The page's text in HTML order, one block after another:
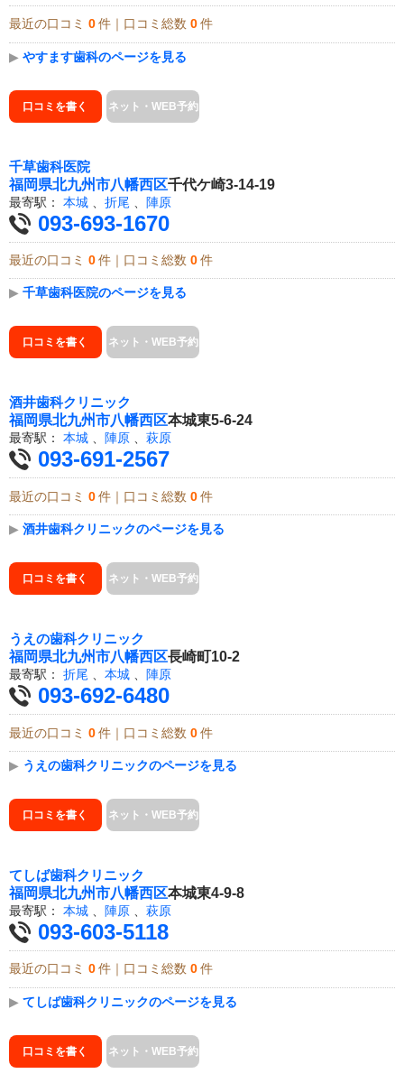
最近の口コミ 0 件｜口コミ総数 0 件
▶ やすます歯科のページを見る
口コミを書く ネット・WEB予約
千草歯科医院
福岡県北九州市八幡西区千代ケ崎3-14-19
最寄駅： 本城 折尾 陣原
093-693-1670
最近の口コミ 0 件｜口コミ総数 0 件
▶ 千草歯科医院のページを見る
口コミを書く ネット・WEB予約
酒井歯科クリニック
福岡県北九州市八幡西区本城東5-6-24
最寄駅： 本城 、 陣原 、 萩原
093-691-2567
最近の口コミ 0 件｜口コミ総数 0 件
▶ 酒井歯科クリニックのページを見る
口コミを書く ネット・WEB予約
うえの歯科クリニック
福岡県北九州市八幡西区長崎町10-2
最寄駅： 折尾 本城 陣原
093-692-6480
最近の口コミ 0 件｜口コミ総数 0 件
▶ うえの歯科クリニックのページを見る
口コミを書く ネット・WEB予約
てしば歯科クリニック
福岡県北九州市八幡西区本城東4-9-8
最寄駅： 本城 陣原 萩原
093-603-5118
最近の口コミ 0 件｜口コミ総数 0 件
▶ てしば歯科クリニックのページを見る
口コミを書く ネット・WEB予約